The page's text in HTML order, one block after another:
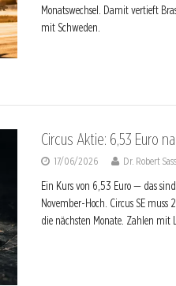
Monatswechsel. Damit vertieft
mit Schweden.
Circus Aktie: 6,53 Euro
17/06/2026 Dr. Robert
Ein Kurs von 6,53 Euro — das
November-Hoch. Circus SE
die nächsten Monate. Zahlen mit